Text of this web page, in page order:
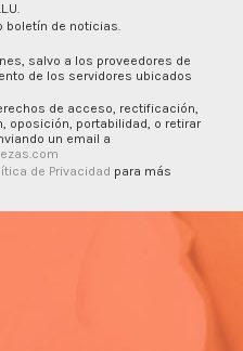
boletín de noticias.
salvo a los proveedores de
de los servidores ubicados
de acceso, rectificación,
oposición, portabilidad, o retirar
un email a
de Privacidad para más